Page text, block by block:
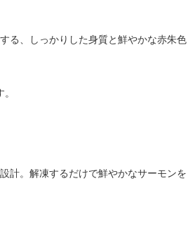
る、しっかりした身質と鮮やかな赤朱色
計。解凍するだけで鮮やかなサーモンを